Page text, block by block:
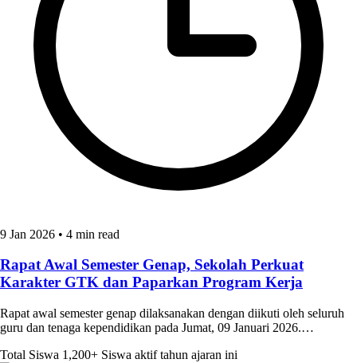
9 Jan 2026 • 4 min read
Rapat Awal Semester Genap, Sekolah Perkuat
Karakter GTK dan Paparkan Program Kerja
Rapat awal semester genap dilaksanakan dengan diikuti oleh seluruh
guru dan tenaga kependidikan pada Jumat, 09 Januari 2026.…
Total Siswa 1,200+ Siswa aktif tahun ajaran ini